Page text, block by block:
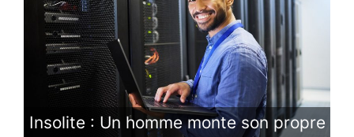
Insolite : Un homme monte son propre